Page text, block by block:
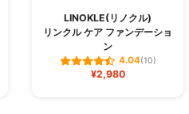
LINOKLE(リノクル)
リンクル ケア ファンデーショ
ン
4.04(10)
¥2,980